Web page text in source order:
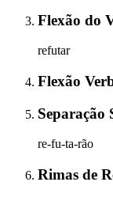
Flexão do
refutar
Flexão
Separação
re-fu-ta-rão
Rimas de